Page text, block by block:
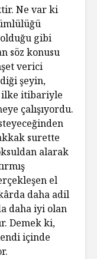
Ne var ki
gibi
söz konusu
verici
şeyin,
itibariyle
çalışıyordu.
surette
alarak
el
daha adil
daha iyi olan
Demek ki,
içinde